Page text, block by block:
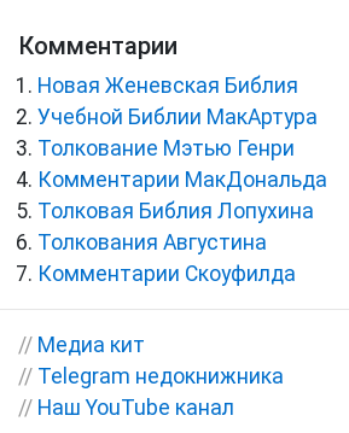
Комментарии
Новая Женевская Библия
Учебной Библии МакАртура
Толкование Мэтью Генри
Комментарии МакДональда
Толковая Библия Лопухина
Толкования Августина
Комментарии Скоуфилда
// Медиа кит
// Telegram недокнижника
// Наш YouTube канал